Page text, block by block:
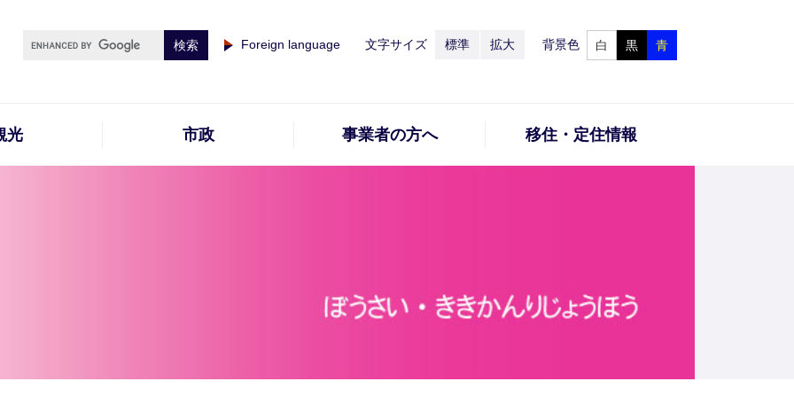
Foreign language 文字サイズ 標準 拡大 背景色 白 黒 青
光 市政 事業者の方へ 移住・定住情報